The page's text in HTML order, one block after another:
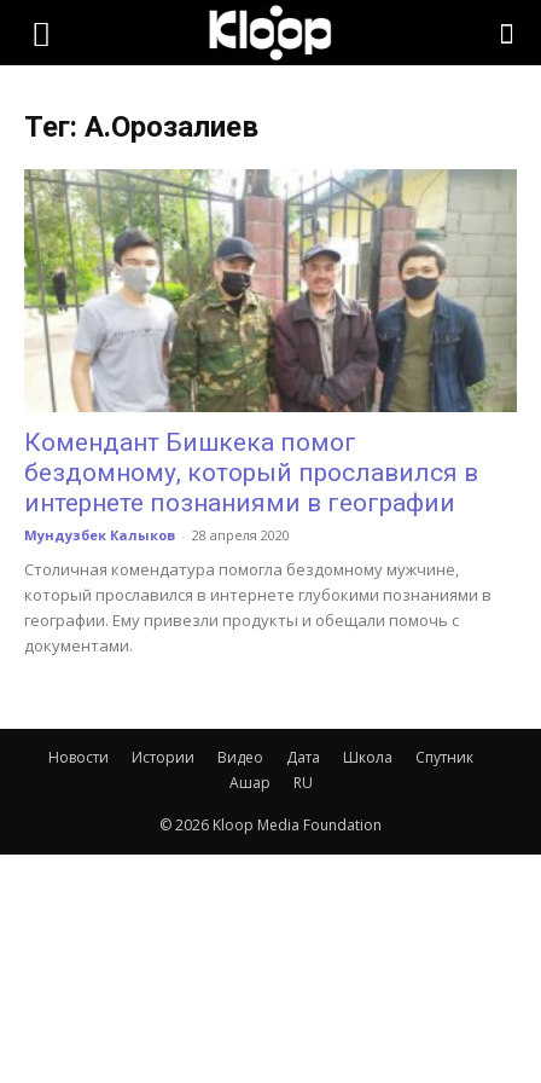
KLOOP.KG
Новости
Кыргызстана
Тег: А.Орозалиев
Комендант Бишкека помог
бездомному, который прославился в
интернете познаниями в географии
Мундузбек Калыков - 28 апреля 2020
Столичная комендатура помогла бездомному мужчине,
который прославился в интернете глубокими познаниями в
географии. Ему привезли продукты и обещали помочь с
документами.
Новости Истории Видео Дата Школа
Спутник
Ашар
RU
© 2026 Kloop Media Foundation